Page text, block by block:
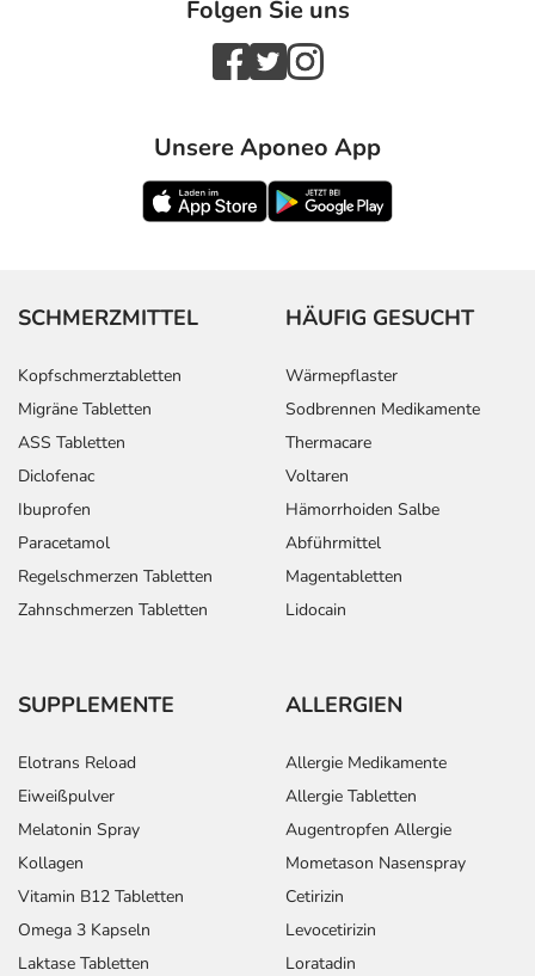
Folgen Sie uns
Unsere Aponeo App
SCHMERZMITTEL
Kopfschmerztabletten
Migräne Tabletten
ASS Tabletten
Diclofenac
Ibuprofen
Paracetamol
Regelschmerzen Tabletten
Zahnschmerzen Tabletten
HÄUFIG GESUCHT
Wärmepflaster
Sodbrennen Medikamente
Thermacare
Voltaren
Hämorrhoiden Salbe
Abführmittel
Magentabletten
Lidocain
SUPPLEMENTE
Elotrans Reload
Eiweißpulver
Melatonin Spray
Kollagen
Vitamin B12 Tabletten
Omega 3 Kapseln
Laktase Tabletten
ALLERGIEN
Allergie Medikamente
Allergie Tabletten
Augentropfen Allergie
Mometason Nasenspray
Cetirizin
Levocetirizin
Loratadin